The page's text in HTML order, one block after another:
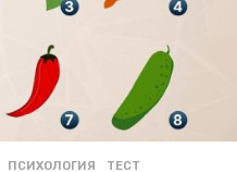
,ПСИХОЛОГИЯ ,ТЕСТ